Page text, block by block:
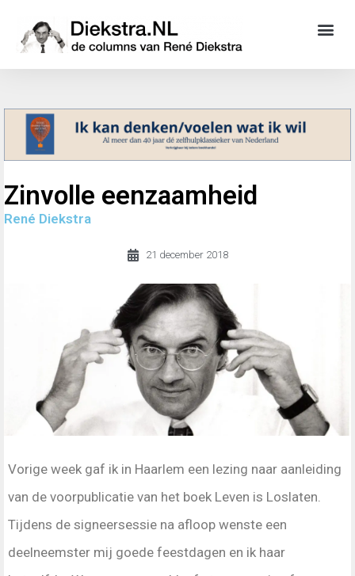
Zinvolle eenzaamheid
René Diekstra
21 december 2018
Vorige week gaf ik in Haarlem een lezing naar aanleiding
van de voorpublicatie van het boek Leven is Loslaten.
Tijdens de signeersessie na afloop wenste een
deelneemster mij goede feestdagen en ik haar